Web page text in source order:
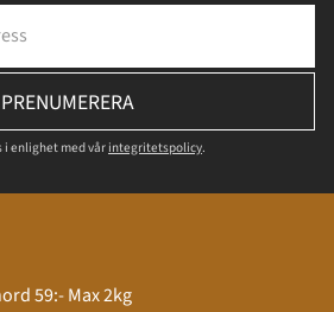
PRENUMERERA
i enlighet med vårintegritetspolicy.
59:- Max 2kg